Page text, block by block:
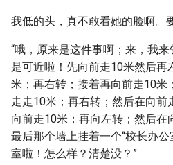
我低的头，真不敢看她的脸啊。
“哦，原来是这件事啊；来，我
是可近啦！先向前走10米然后再
米；再右转；接着再向前走10米
走走10米；再右转；然后在向前
向前走10米；再向左转；然后在
最后那个墙上挂着一个“校长办
室啦！怎么样？清楚没？”